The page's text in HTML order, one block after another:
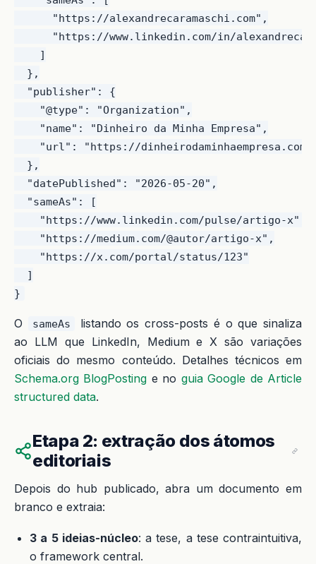
      "https://alexandrecaramaschi.com",
"https://www.linkedin.com/in/
    ]
  },
  "publisher": {
    "@type": "Organization",
    "name": "Dinheiro da Minha Empresa",
    "url": "https://dinheirodaminhaempresa.com"
  },
  "datePublished": "2026-05-20",
  "sameAs": [
    "https://www.linkedin.com/pulse/artigo-x",
    "https://medium.com/@autor/artigo-x",
    "https://x.com/portal/status/123"
  ]
O sameAs
listando os cross-posts é o que sinaliza
ao LLM que LinkedIn, Medium e X são variações
oficiais do mesmo conteúdo. Detalhes técnicos em
Schema.org BlogPosting e no guia Google de Article
structured data.
Etapa 2: extração dos átomos
editoriais
Depois do hub publicado, abra um documento em
branco e extraia:
3 a 5 ideias-núcleo: a tese, a tese contraintuitiva,
o framework central.